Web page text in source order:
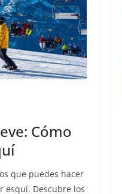
Cómo
que puedes hacer
esquí. Descubre los